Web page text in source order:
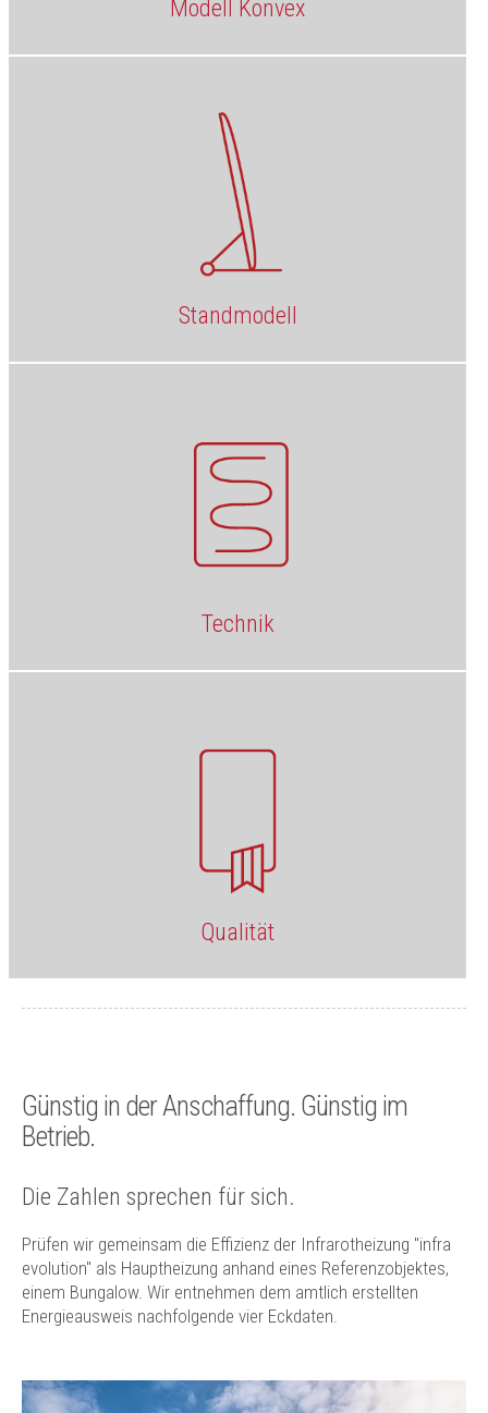
Modell Konvex
Standmodell
Technik
Qualität
Günstig in der Anschaffung. Günstig im
Betrieb.
Die Zahlen sprechen für sich.
Prüfen wir gemeinsam die Effizienz der Infrarotheizung "infra
evolution" als Hauptheizung anhand eines Referenzobjektes,
einem Bungalow. Wir entnehmen dem amtlich erstellten
Energieausweis nachfolgende vier Eckdaten.